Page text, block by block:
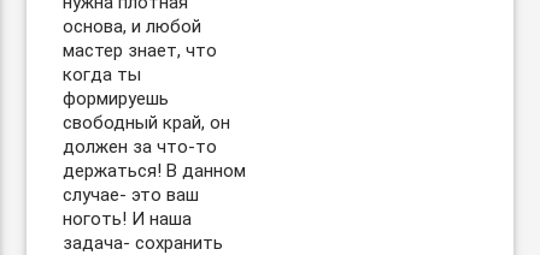
основа, и любой
мастер знает, что
когда ты
формируешь
свободный край, он
должен за что-то
держаться! В данном
случае- это ваш
ноготь! И наша
задача- сохранить